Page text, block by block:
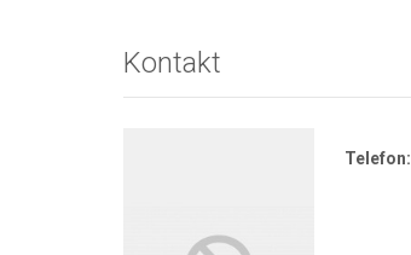
Kontakt
Telefon: